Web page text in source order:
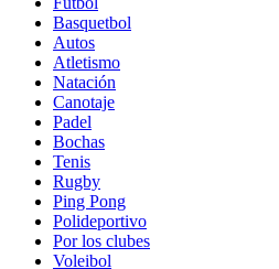
Basquetbol
Autos
Atletismo
Natación
Canotaje
Padel
Bochas
Tenis
Rugby
Ping Pong
Polideportivo
Por los clubes
Voleibol